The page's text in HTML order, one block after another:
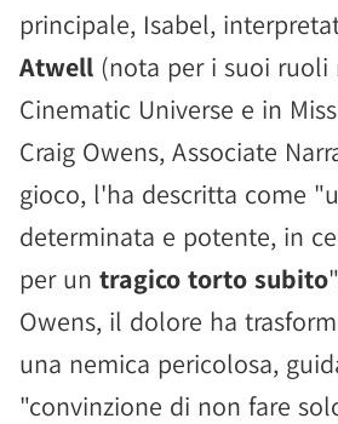
principale, Isabel,
Atwell (nota per i suoi ruoli
Cinematic Universe e in
Craig Owens, Associate
gioco, l'ha descritta come
determinata e potente, in
per un tragico torto subito
Owens, il dolore ha
una nemica pericolosa,
"convinzione di non fare